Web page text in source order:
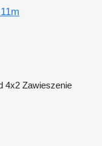
4x2 Zawieszenie